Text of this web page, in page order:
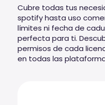
Cubre todas tus
spotify hasta uso
límites ni fecha de
perfecta para ti.
permisos de cada
en todas las